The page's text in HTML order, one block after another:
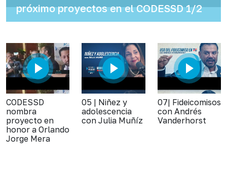
próximo proyectos en el CODESSD 1/2
CODESSD
nombra
proyecto en
honor a Orlando
Jorge Mera
05 | Niñez y
adolescencia
con Julia Muñíz
07| Fideicomisos
con Andrés
Vanderhorst